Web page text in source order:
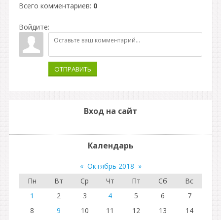
Всего комментариев: 0
Войдите:
ОТПРАВИТЬ
Вход на сайт
Календарь
« Октябрь 2018 »
Пн
Вт Ср Чт Пт Сб
Вс
1
2 3 4 5 6
7
8
9 10 11 12 13
14